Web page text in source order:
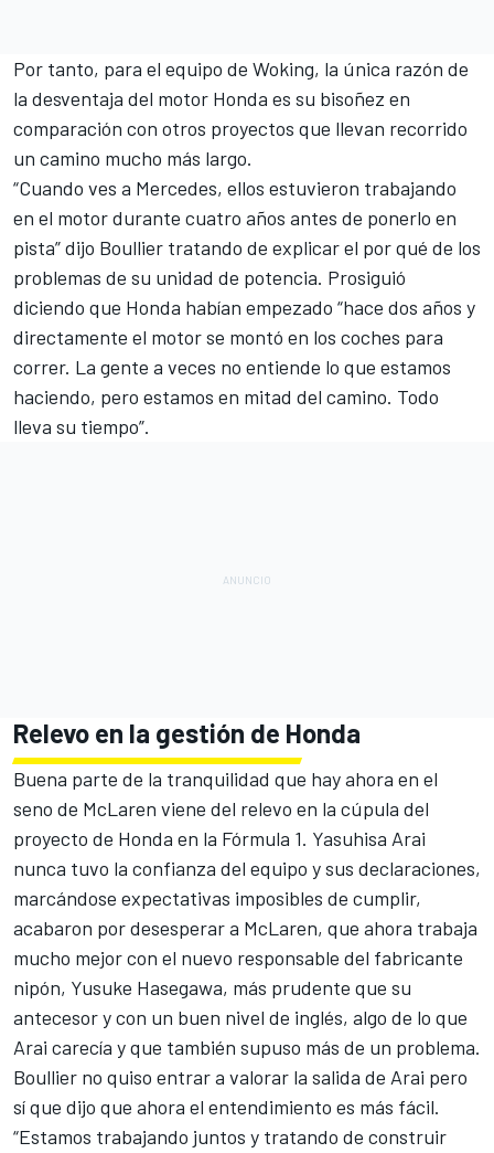
Por tanto, para el equipo de Woking, la única razón de
la desventaja del motor Honda es su bisoñez en
comparación con otros proyectos que llevan recorrido
un camino mucho más largo.
“Cuando ves a Mercedes, ellos estuvieron trabajando
en el motor durante cuatro años antes de ponerlo en
pista” dijo Boullier tratando de explicar el por qué de los
problemas de su unidad de potencia. Prosiguió
diciendo que Honda habían empezado “hace dos años y
directamente el motor se montó en los coches para
correr. La gente a veces no entiende lo que estamos
haciendo, pero estamos en mitad del camino. Todo
lleva su tiempo”.
Relevo en la gestión de Honda
Buena parte de la tranquilidad que hay ahora en el
seno de McLaren viene del relevo en la cúpula del
proyecto de Honda en la Fórmula 1. Yasuhisa Arai
nunca tuvo la confianza del equipo y sus declaraciones,
marcándose expectativas imposibles de cumplir,
acabaron por desesperar a McLaren, que ahora trabaja
mucho mejor con el nuevo responsable del fabricante
nipón, Yusuke Hasegawa, más prudente que su
antecesor y con un buen nivel de inglés, algo de lo que
Arai carecía y que también supuso más de un problema.
Boullier no quiso entrar a valorar la salida de Arai pero
sí que dijo que ahora el entendimiento es más fácil.
“Estamos trabajando juntos y tratando de construir